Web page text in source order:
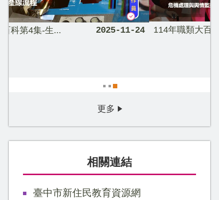
114年職類大百科第6集-廣... 2025-11-24
更多
相關連結
臺中市新住民教育資源網